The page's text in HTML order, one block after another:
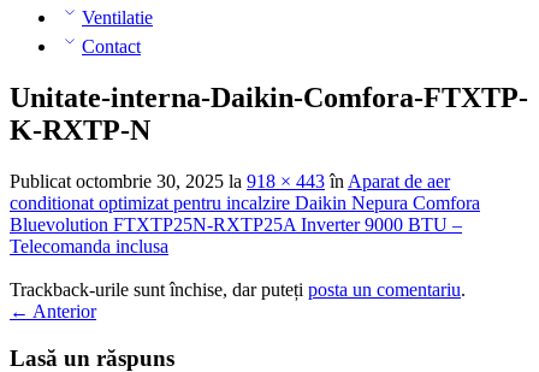
Ventilatie
Contact
Unitate-interna-Daikin-Comfora-FTXTP-
K-RXTP-N
Publicat octombrie 30, 2025 la 918 × 443în Aparat de aer
conditionat optimizat pentru incalzire Daikin Nepura Comfora
Bluevolution FTXTP25N-RXTP25A Inverter 9000 BTU –
Telecomanda inclusa
Trackback-urile sunt închise, dar puteți posta un comentariu.
← Anterior
Lasă un răspuns